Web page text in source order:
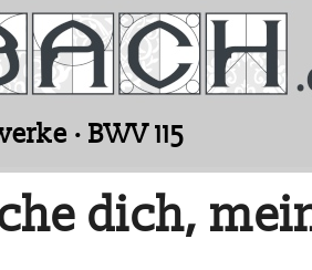
· BWV 115
dich,